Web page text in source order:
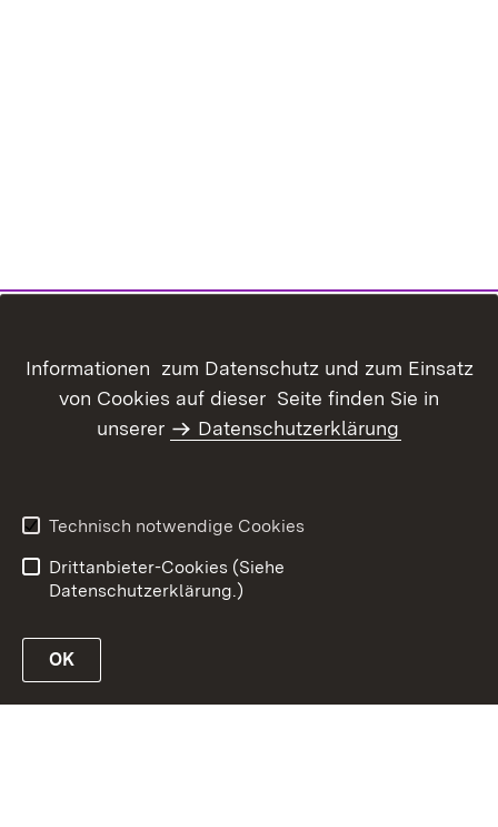
Informationen zum Datenschutz und zum Einsatz
von Cookies auf dieser Seite finden Sie in
unserer
Datenschutzerklärung
Technisch notwendige Cookies
Drittanbieter-Cookies (Siehe
Datenschutzerklärung.)
OK